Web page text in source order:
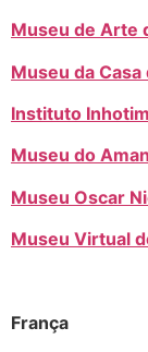
Museu de Arte
Museu da
Instituto Inhotim
Museu do
Museu Oscar
Museu Virtual
França